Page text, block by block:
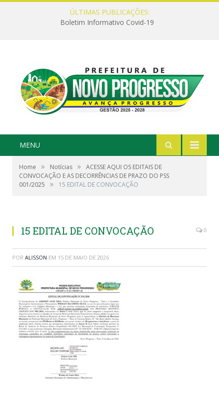
ÚLTIMAS PUBLICAÇÕES:
Boletim Informativo Covid-19
MENU
Home » Notícias »
ACESSE AQUI OS EDITAIS DE
CONVOCAÇÃO E AS DECORRÊNCIAS DE PRAZO DO PSS
001/2025
» 15 EDITAL DE CONVOCAÇÃO
15 EDITAL DE CONVOCAÇÃO 0
POR ALISSON EM 15 DE MAIO DE 2026